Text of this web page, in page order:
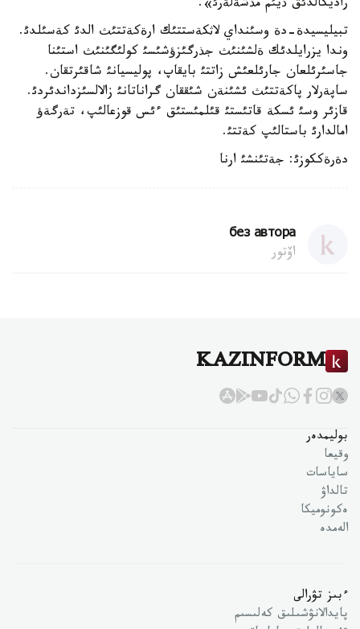
راديكالدئق ذيئم مذشةلةرئ».
تبيليسيدة-دة وسئنداي لاثكةستتئك ارةكةتتئث الدئ كةسئلدئ.
وندا يزرايلدئك ةلشئنئث جذرگئزؤشئسئ كولئگئنئث استئنا
جاسئرئلعان جارئلعئش زاتتئ بايقاپ، پوليسيانئ شاقئرتقان.
ساپةرلار پاكةتتئث ئشئنةن شئققان گراناتانئ زالالسئزداندئردئ.
قازئر وسئ ئسكة قاتئستئ قئلمئستئق ءئس قوزعالئپ، تةرگةؤ
امالدارئ باستالئپ كةتتئ.
دةرةككوزئ: جةتئنشئ ارنا
без автора
اۆتور
KAZINFORM
بوليمدەر
وقيعا
ساياسات
تالداۋ
ەكونوميكا
الەمدە
ءبىز تۋرالى
پايدالانۋشىلىق كەلىسىم